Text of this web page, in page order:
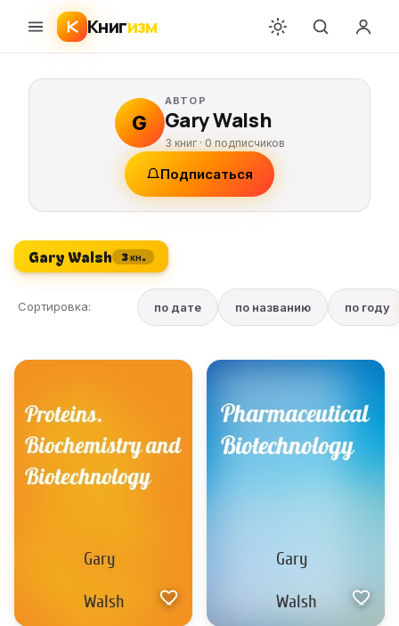
Книгизм
G
АВТОР
Gary Walsh
3 книг · 0 подписчиков
Подписаться
Gary Walsh 3 кн.
Сортировка: по дате по названию по году